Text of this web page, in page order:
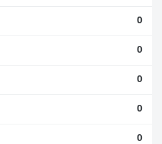
0
0
0
0
0